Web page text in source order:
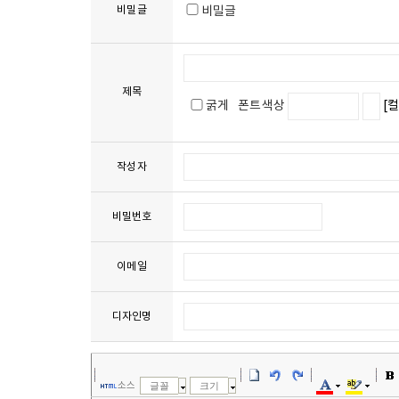
비밀글 비밀글
제목
굵게 폰트색상 [
작성자
비밀번호
이메일
디자인명
소스 글꼴 크기